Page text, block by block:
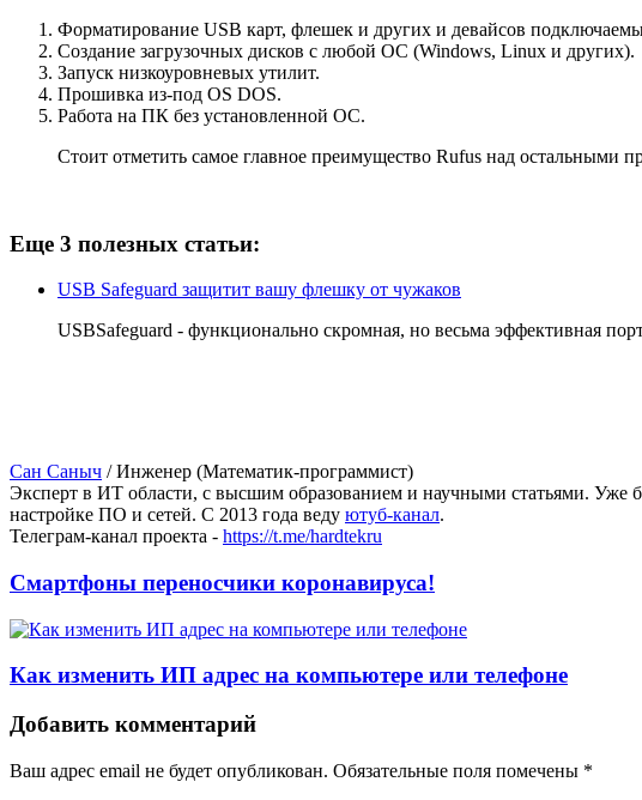
Форматирование USB карт, флешек и других и девайсов
Создание загрузочных дисков с любой ОС (Windows, Linux и других).
Запуск низкоуровневых утилит.
Прошивка из-под OS DOS.
Работа на ПК без установленной ОС.
Стоит отметить самое главное преимущество Rufus над остальными
Еще 3 полезных статьи:
USB Safeguard защитит вашу флешку от чужаков
USBSafeguard - функционально скромная, но весьма эффективная
Сан Саныч /Инженер (Математик-программист)
Эксперт в ИТ области, с высшим образованием и научными статьями. Уже
настройке ПО и сетей. С 2013 года веду ютуб-канал.
Телеграм-канал проекта - https://t.me/hardtekru
Смартфоны переносчики коронавируса!
Как изменить ИП адрес на компьютере или телефоне
Добавить комментарий
Ваш адрес email не будет опубликован. Обязательные поля помечены *